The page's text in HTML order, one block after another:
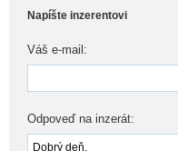
Napíšte inzerentovi
Váš e-mail:
Odpoveď na inzerát: